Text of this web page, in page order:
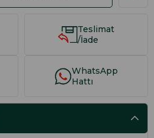
Teslimat
/İade
WhatsApp
Hattı